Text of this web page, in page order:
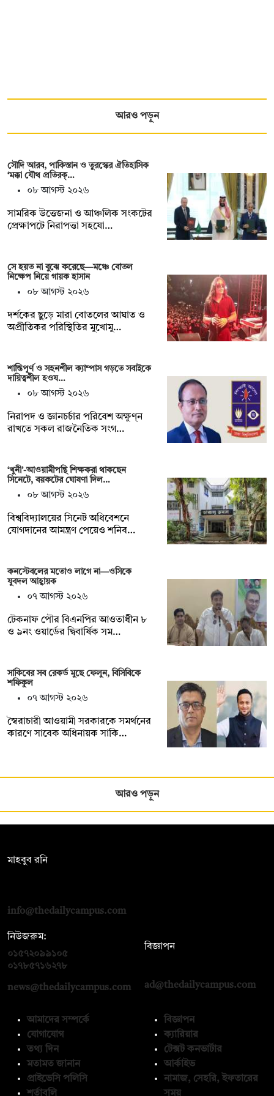
আরও পড়ুন
সৌদি আরব, পাকিস্তান ও তুরস্কের ঐতিহাসিক
‘মক্কা যৌথ প্রতিরক্…
০৮ আগস্ট ২০২৬
সামরিক উত্তেজনা ও আঞ্চলিক সংকটের
প্রেক্ষাপটে নিরাপত্তা সহযো…
সে হয়ত না ‍বুঝে করেছে—মঞ্চে বোতল
নিক্ষেপ নিয়ে গায়ক হাসান
০৮ আগস্ট ২০২৬
দর্শকের ছুড়ে মারা বোতলের আঘাত ও
অপ্রীতিকর পরিস্থিতির মুখোমু…
শান্তিপূর্ণ ও সহনশীল ক্যাম্পাস গড়তে সবাইকে
দায়িত্বশীল হওয…
০৮ আগস্ট ২০২৬
নিরাপদ ও জ্ঞানচর্চার পরিবেশ অক্ষুণ্ন
রাখতে সকল রাজনৈতিক সংগ…
‘খুনী’-আওয়ামীপন্থি শিক্ষকরা থাকছেন
সিনেটে, বয়কটের ঘোষণা দিল…
০৮ আগস্ট ২০২৬
বিশ্ববিদ্যালয়ের সিনেট অধিবেশনে
যোগদানের আমন্ত্রণ পেয়েও শনিব…
কনস্টেবলের মতোও লাগে না—ওসিকে
যুবদল আহ্বায়ক
০৭ আগস্ট ২০২৬
টেকনাফ পৌর বিএনপির আওতাধীন ৮
ও ৯নং ওয়ার্ডের দ্বিবার্ষিক সম…
সাকিবের সব রেকর্ড মুছে ফেলুন, বিসিবিকে
শফিকুল
০৭ আগস্ট ২০২৬
স্বৈরাচারী আওয়ামী সরকারকে সমর্থনের
কারণে সাবেক অধিনায়ক সাকি…
আরও পড়ুন
মাহবুব রনি
info@thedailycampus.com
নিউজরুম:
০১৫৭২০৯৯১০৫
০১৭৮৫৭১৬২৭৮
news@thedailycampus.com
বিজ্ঞাপন
ad@thedailycampus.com
আমাদের সম্পর্কে
যোগাযোগ
তথ্য দিন
মতামত জানান
প্রাইভেসি পলিসি
শর্তাবলি
বিজ্ঞাপন
ক্যারিয়ার
টেক্সট কনভার্টার
আর্কাইভ
নামাজ, সেহরি, ইফতারের
সময়